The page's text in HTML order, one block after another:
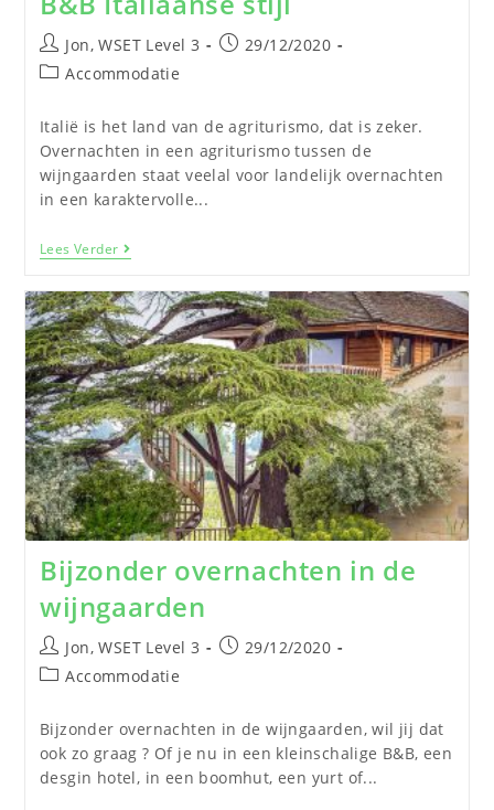
Jon, WSET Level 3
29/12/2020
Accommodatie
Italië is het land van de agriturismo, dat is zeker.
Overnachten in een agriturismo tussen de
wijngaarden staat veelal voor landelijk overnachten
in een karaktervolle...
Lees Verder
Bijzonder overnachten in de
wijngaarden
Jon, WSET Level 3
29/12/2020
Accommodatie
Bijzonder overnachten in de wijngaarden, wil jij dat
ook zo graag ? Of je nu in een kleinschalige B&B, een
desgin hotel, in een boomhut, een yurt of...